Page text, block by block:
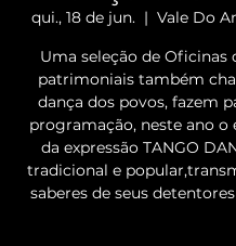
qui., 18 de jun.
  |
Vale Do
Uma seleção de Oficinas
patrimoniais também
dança dos povos, fazem
programação, neste ano o
da expressão TANGO
tradicional e
saberes de seus